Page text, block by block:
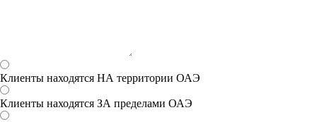
Клиенты находятся НА территории ОАЭ
Клиенты находятся ЗА пределами ОАЭ